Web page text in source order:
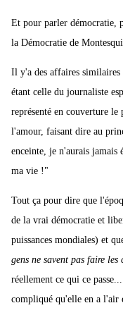
Et pour parler démocratie,
la Démocratie de
Il y'a des affaires similaires
étant celle du journaliste
représenté en couverture
l'amour, faisant dire au
enceinte, je n'aurais jamais
ma vie !"
Tout ça pour dire que
de la vrai démocratie et
puissances mondiales) et
gens ne savent pas faire les
réellement ce qui ce
compliqué qu'elle en a l'air